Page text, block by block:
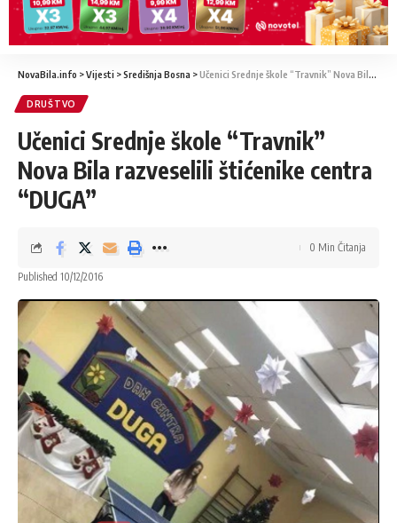
NovaBila.info >Vijesti >Središnja Bosna >Učenici Srednje škole “Travnik” Nova Bila razveselili štićenike centra “DUGA”
DRUŠTVO
Učenici Srednje škole “Travnik”
Nova Bila razveselili štićenike centra
“DUGA”
Published 10/12/2016
0 Min Čitanja